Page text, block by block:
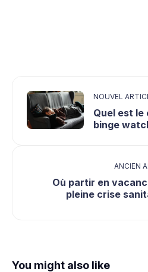
NOUVEL
Quel est le
binge
ANCIEN
Où partir en
pleine crise
You might also like